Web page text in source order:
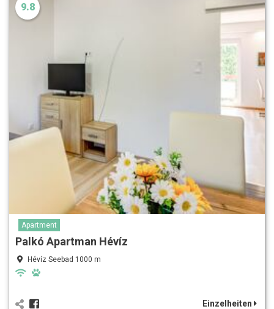
9.8
Apartment
Palkó Apartman Hévíz
Hévíz Seebad 1000 m
Einzelheiten